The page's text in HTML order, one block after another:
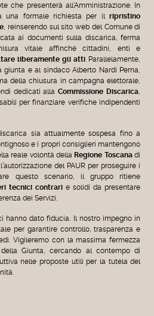
che presenterà all'Amministrazione. In
una formale richiesta per ilripristino
, reinserendo sul sito web del Comune di
ai documenti sulla discarica, ferma
vitale affinché cittadini, enti e
liberamente gli atti. Parallelamente,
e al sindaco Alberto Nardi Perna,
della chiusura in campagna elettorale,
dedicati allaCommissione Discarica,
per finanziare verifiche indipendenti
sia attualmente sospesa fino a
e i propri consiglieri mantengono
reale volontà della Regione Toscanadi
del PAUR per proseguire i
questo scenario, il gruppo ritiene
tecnici contrari e solidi da presentare
dei Servizi.
hanno dato fiducia. Il nostro impegno in
per garantire controllo, trasparenza e
Vigileremo con la massima fermezza
Giunta, cercando al contempo di
nelle proposte utili per la tutela del